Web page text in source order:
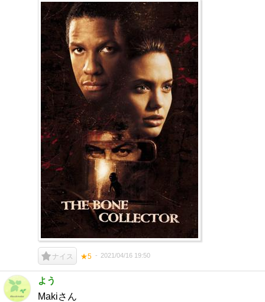
ナイス ★5 2021/04/16 19:50
よう
Makiさん